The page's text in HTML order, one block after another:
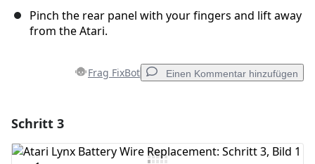
Pinch the rear panel with your fingers and lift away
from the Atari.
Frag FixBot Einen Kommentar hinzufügen
Kommentar hinzufügen
Schritt 3